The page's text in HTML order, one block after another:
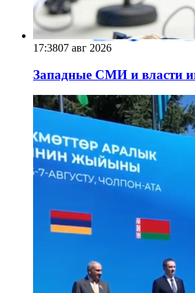
17:3807 авг 2026
Западные СМИ и власти